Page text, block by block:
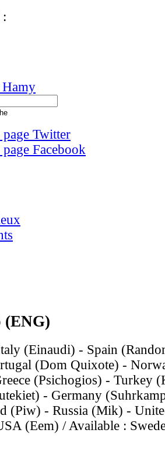
:
Twitter
Facebook
(ENG)
(Einaudi) - Spain
(Dom Quixote) -
(Psichogios) - Turkey
- Germany
(Piw) - Russia (Mik) -
(Eem) / Available :